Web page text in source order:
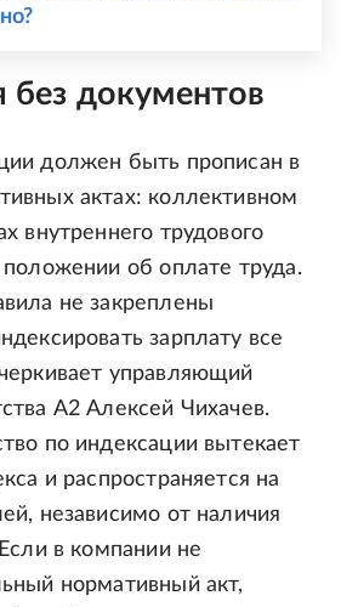
без документов
должен быть прописан в
актах: коллективном
внутреннего трудового
об оплате труда.
не закреплены
зарплату все
управляющий
А2 Алексей Чихачев.
по индексации вытекает
и распространяется на
независимо от наличия
в компании не
нормативный акт,